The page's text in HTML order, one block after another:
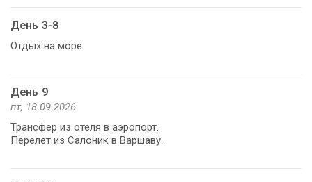
День 3-8
Отдых на море.
День 9
пт, 18.09.2026
Трансфер из отеля в аэропорт.
Перелет из Салоник в Варшаву.